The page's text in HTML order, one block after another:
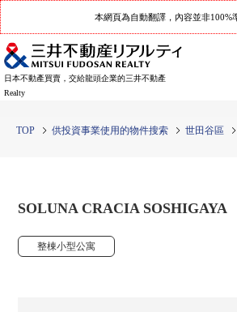
本網頁為自動翻譯，內容並非100%
日本不動產買賣，交給龍頭企業的三井不動產
Realty
TOP 供投資事業使用的物件搜索 世田谷區
SOLUNA CRACIA SOSHIGAYA
整棟小型公寓